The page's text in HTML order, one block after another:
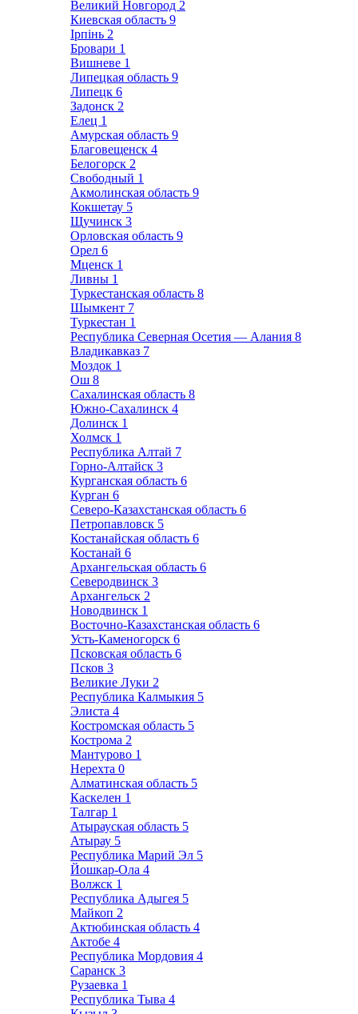
Великий Новгород 2
Киевская область 9
Ірпінь 2
Бровари 1
Вишневе 1
Липецкая область 9
Липецк 6
Задонск 2
Елец 1
Амурская область 9
Благовещенск 4
Белогорск 2
Свободный 1
Акмолинская область 9
Кокшетау 5
Щучинск 3
Орловская область 9
Орел 6
Мценск 1
Ливны 1
Туркестанская область 8
Шымкент 7
Туркестан 1
Республика Северная Осетия — Алания 8
Владикавказ 7
Моздок 1
Ош 8
Сахалинская область 8
Южно-Сахалинск 4
Долинск 1
Холмск 1
Республика Алтай 7
Горно-Алтайск 3
Курганская область 6
Курган 6
Северо-Казахстанская область 6
Петропавловск 5
Костанайская область 6
Костанай 6
Архангельская область 6
Северодвинск 3
Архангельск 2
Новодвинск 1
Восточно-Казахстанская область 6
Усть-Каменогорск 6
Псковская область 6
Псков 3
Великие Луки 2
Республика Калмыкия 5
Элиста 4
Костромская область 5
Кострома 2
Мантурово 1
Нерехта 0
Алматинская область 5
Каскелен 1
Талгар 1
Атырауская область 5
Атырау 5
Республика Марий Эл 5
Йошкар-Ола 4
Волжск 1
Республика Адыгея 5
Майкоп 2
Актюбинская область 4
Актобе 4
Республика Мордовия 4
Саранск 3
Рузаевка 1
Республика Тыва 4